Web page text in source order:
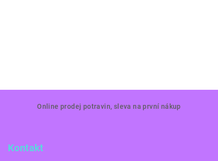
Online prodej potravin, sleva na první nákup
Kontakt